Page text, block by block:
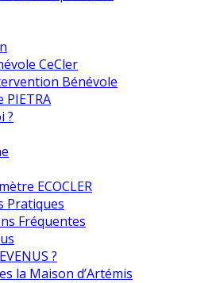
CeCler
Bénévole
?
ECOCLER
Pratiques
Fréquentes
?
la Maison d’Artémis